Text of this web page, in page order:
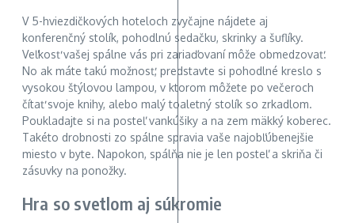
V 5-hviezdičkových hoteloch zvyčajne nájdete aj
konferenčný stolík, pohodlnú sedačku, skrinky a šuflíky.
Veľkosť vašej spálne vás pri zariaďovaní môže obmedzovať.
No ak máte takú možnosť, predstavte si pohodlné kreslo s
vysokou štýlovou lampou, v ktorom môžete po večeroch
čítať svoje knihy, alebo malý toaletný stolík so zrkadlom.
Poukladajte si na posteľ vankúšiky a na zem mäkký koberec.
Takéto drobnosti zo spálne spravia vaše najobľúbenejšie
miesto v byte. Napokon, spálňa nie je len posteľ a skriňa či
zásuvky na ponožky.
Hra so svetlom aj súkromie